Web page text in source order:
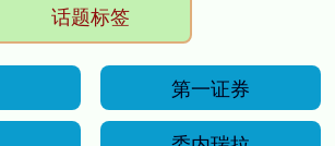
话题标签
第一证券